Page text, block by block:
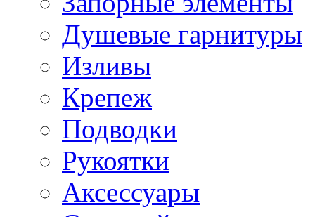
Душевые гарнитуры
Изливы
Крепеж
Подводки
Рукоятки
Аксессуары